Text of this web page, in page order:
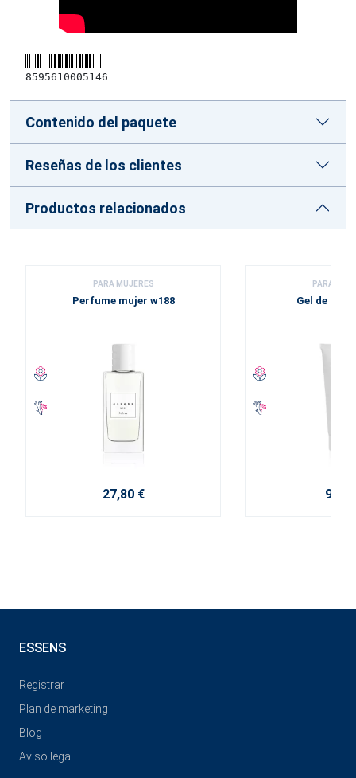
8595610005146
Contenido del paquete
Reseñas de los clientes
Productos relacionados
PARA MUJERES
Perfume mujer w188
27,80 €
PARA
Gel de
9,20
ESSENS
Registrar
Plan de marketing
Blog
Aviso legal